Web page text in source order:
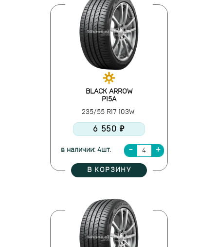
BLACK ARROW
P15A
235/55 R17 103W
6 550 ₽
в наличии: 4шт.
В КОРЗИНУ